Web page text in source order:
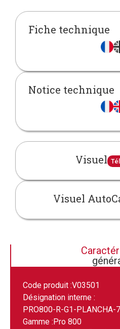
Fiche technique
Notice technique
Visuel
Visuel
Code produit :V03501
Désignation interne :
PRO800-R-G1-PLANCHA-
Gamme :Pro 800